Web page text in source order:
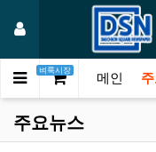
벼룩시장
메인
주요뉴스